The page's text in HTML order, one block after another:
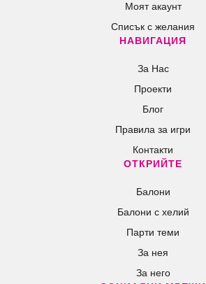
Моят акаунт
Списък с желания
НАВИГАЦИЯ
За Нас
Проекти
Блог
Правила за игри
Контакти
ОТКРИЙТЕ
Балони
Балони c хелий
Парти теми
За нея
За него